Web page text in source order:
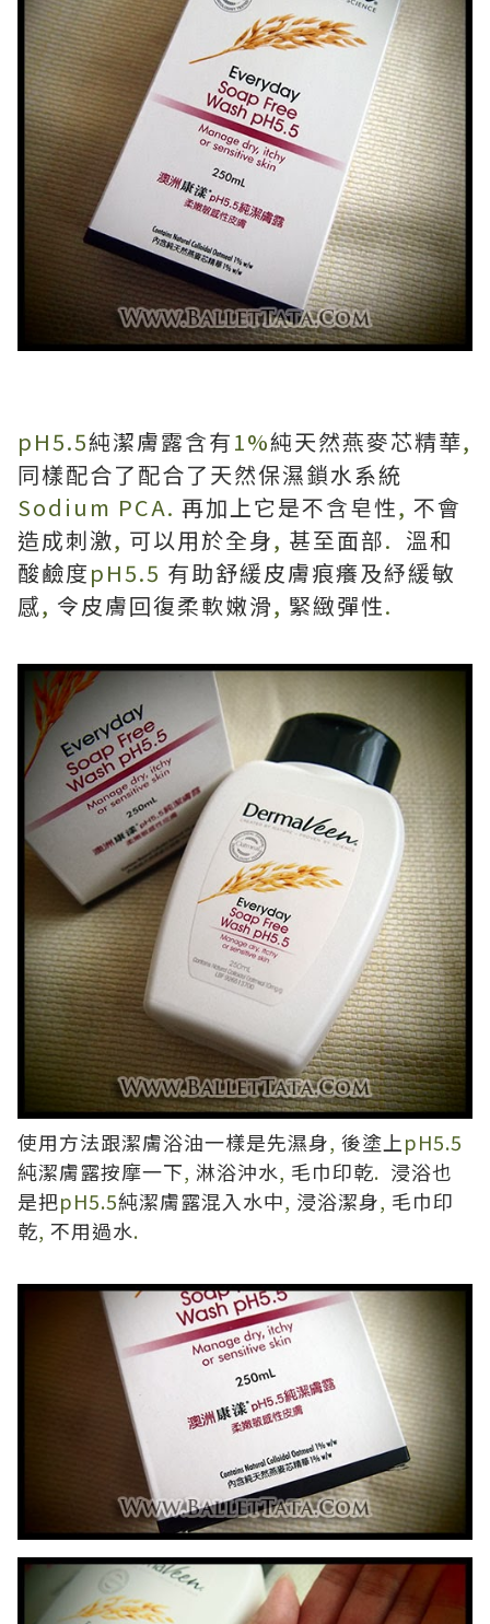
pH5.5純潔膚露含有1%純天然燕麥芯精華,
同樣配合了配合了天然保濕鎖水系統
Sodium PCA. 再加上它是不含皂性, 不會
造成刺激, 可以用於全身, 甚至面部. 溫和
酸鹼度pH5.5 有助舒緩皮膚痕癢及紓緩敏
感, 令皮膚回復柔軟嫩滑, 緊緻彈性.
使用方法跟潔膚浴油一樣是先濕身, 後塗上pH5.5
純潔膚露按摩一下, 淋浴沖水, 毛巾印乾. 浸浴也
是把pH5.5純潔膚露混入水中, 浸浴潔身, 毛巾印
乾, 不用過水.